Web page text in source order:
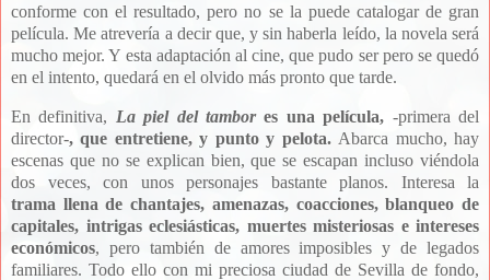
conforme con el resultado, pero no se la puede catalogar de gran
película. Me atrevería a decir que, y sin haberla leído, la novela será
mucho mejor. Y esta adaptación al cine, que pudo ser pero se quedó
en el intento, quedará en el olvido más pronto que tarde.
En definitiva, La piel del tambores una película, -primera del
director-, que entretiene, y punto y pelota. Abarca mucho, hay
escenas que no se explican bien, que se escapan incluso viéndola
dos veces, con unos personajes bastante planos. Interesa la
trama llena de chantajes, amenazas, coacciones, blanqueo de
capitales, intrigas eclesiásticas, muertes misteriosas e intereses
económicos, pero también de amores imposibles y de legados
familiares. Todo ello con mi preciosa ciudad de Sevilla de fondo,